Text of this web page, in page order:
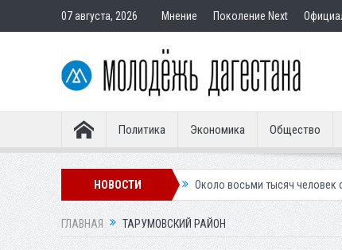
07 августа, 2026 Мнение Поколение Next
Политика Экономика Общество
НОВОСТИ
гостевую форму Около восьми тысяч человек остались без
ГЛАВНАЯ ТАРУМОВСКИЙ РАЙОН